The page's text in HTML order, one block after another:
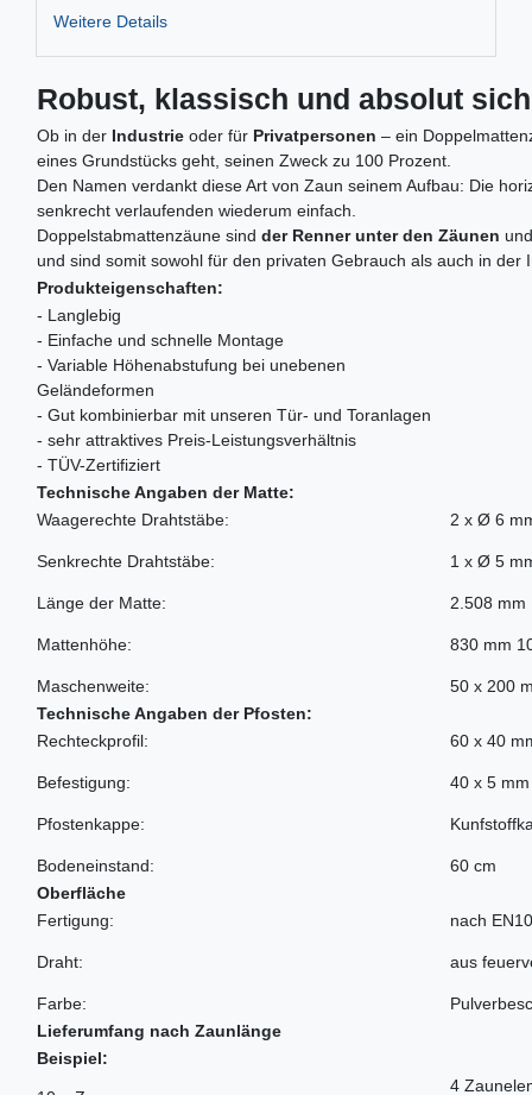
Weitere Details
Robust, klassisch und absolut
Ob in der Industrie oder für Privatpersonen – ein
eines Grundstücks geht, seinen Zweck zu 100 Prozent.
Den Namen verdankt diese Art von Zaun seinem Aufbau: Die
senkrecht verlaufenden wiederum einfach.
Doppelstabmattenzäune sind der Renner unter den Zäunen
und sind somit sowohl für den privaten Gebrauch als auch in
Produkteigenschaften:
- Langlebig
- Einfache und schnelle Montage
- Variable Höhenabstufung bei unebenen
Geländeformen
- Gut kombinierbar mit unseren Tür- und Toranlagen
- sehr attraktives Preis-Leistungsverhältnis
- TÜV-Zertifiziert
Technische Angaben der Matte:
Waagerechte Drahtstäbe:
Senkrechte Drahtstäbe:
Länge der Matte:
Mattenhöhe:
Maschenweite:
2 x Ø 6
1 x Ø 5
2.508 mm
830 mm
50 x 200
Technische Angaben der Pfosten:
Rechteckprofil:
Befestigung:
Pfostenkappe:
Bodeneinstand:
60 x 40
40 x 5
60 cm
Oberfläche
Fertigung:
Draht:
Farbe:
nach
aus
Lieferumfang nach Zaunlänge
Beispiel:
4